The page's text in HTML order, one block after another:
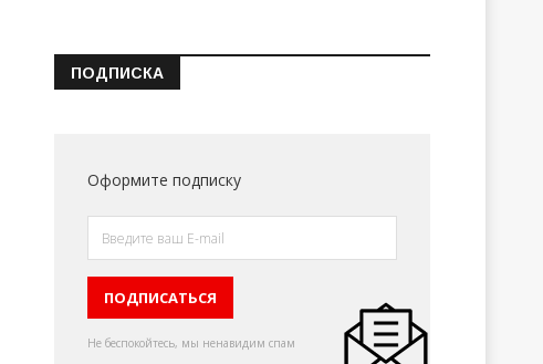
ПОДПИСКА
Оформите подписку
Не беспокойтесь, мы ненавидим спам